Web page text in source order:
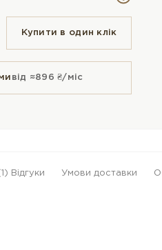
Купити в один клiк
від ≈896 ₴/міс
Відгуки Умови доставки